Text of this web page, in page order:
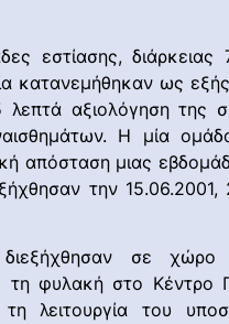
εστίασης,
κατανεμήθηκαν ως
λεπτά αξιολόγηση της
Η μία
απόσταση μιας
την 15.06.2001,
διεξήχθησαν σε
τη φυλακή στο Κέντρο
λειτουργία του